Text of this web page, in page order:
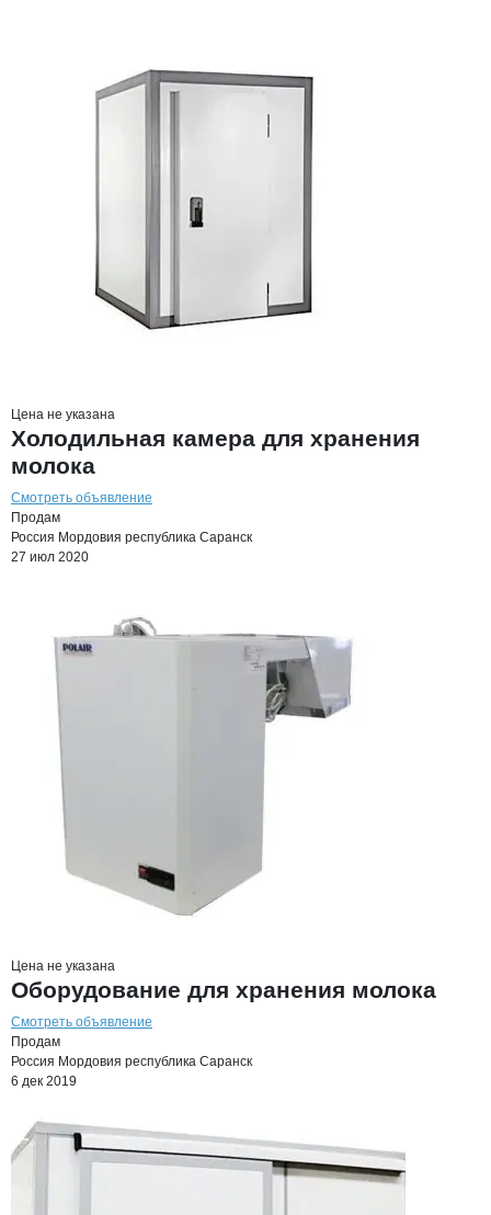
Цена не указана
Холодильная камера для хранения
молока
Смотреть объявление
Продам
Россия Мордовия республика Саранск
27 июл 2020
Цена не указана
Оборудование для хранения молока
Смотреть объявление
Продам
Россия Мордовия республика Саранск
6 дек 2019